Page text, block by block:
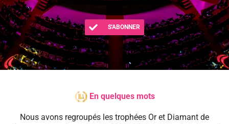
S'ABONNER
En quelques mots
Nous avons regroupés les trophées Or et Diamant de